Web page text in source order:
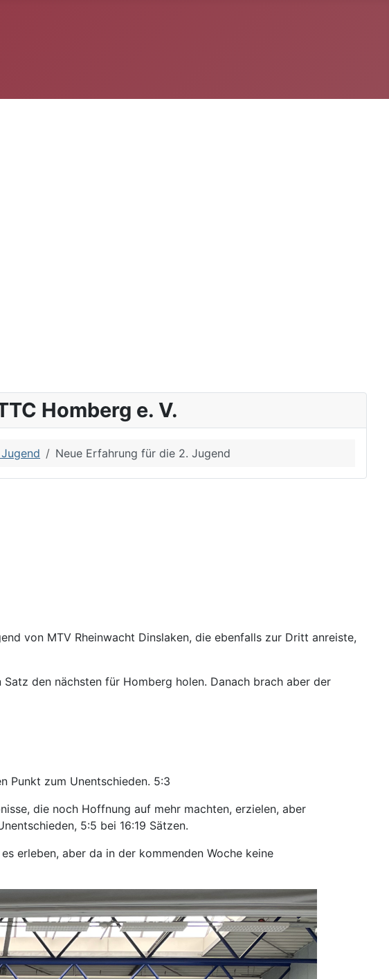
Homberg e. V.
Neue Erfahrung für die 2. Jugend
von MTV Rheinwacht Dinslaken, die ebenfalls zur Dritt anreiste,
den nächsten für Homberg holen. Danach brach aber der
Punkt zum Unentschieden. 5:3
die noch Hoffnung auf mehr machten, erzielen, aber
5:5 bei 16:19 Sätzen.
erleben, aber da in der kommenden Woche keine